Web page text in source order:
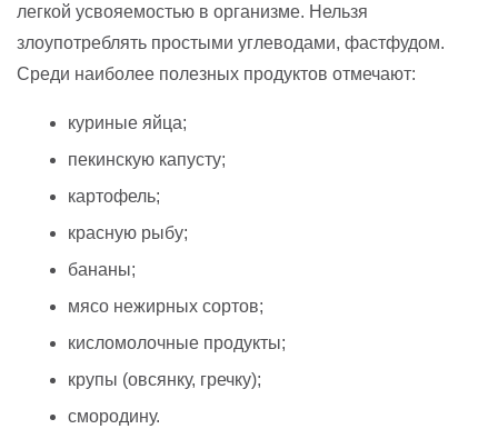
легкой усвояемостью в организме. Нельзя
злоупотреблять простыми углеводами, фастфудом.
Среди наиболее полезных продуктов отмечают:
куриные яйца;
пекинскую капусту;
картофель;
красную рыбу;
бананы;
мясо нежирных сортов;
кисломолочные продукты;
крупы (овсянку, гречку);
смородину.